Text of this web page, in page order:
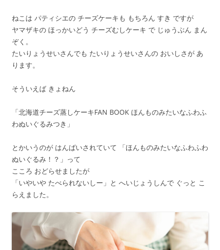
ねこは パティシエの チーズケーキも もちろん すき ですが
ヤマザキの ほっかいどう チーズむしケーキ で じゅうぶん まん
ぞく。
たいりょうせいさんでも たいりょうせいさんの おいしさが あ
ります。
そういえば きょねん
「北海道チーズ蒸しケーキFAN BOOK ほんものみたいなふわふ
わぬいぐるみつき」
とかいうのが はんばいされていて 「ほんものみたいなふわふわ
ぬいぐるみ！？」って
こころ おどらせましたが
「いやいや たべられないしー」と へいじょうしんで ぐっと こ
らえました。